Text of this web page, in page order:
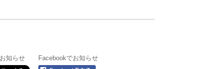
知らせ Facebookでお知らせ